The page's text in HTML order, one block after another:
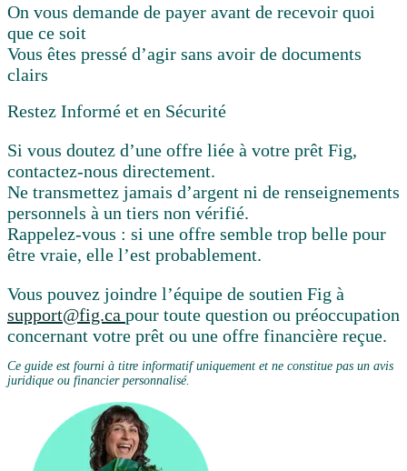
On vous demande de payer avant de recevoir quoi
que ce soit
Vous êtes pressé d’agir sans avoir de documents
clairs
Restez Informé et en Sécurité
Si vous doutez d’une offre liée à votre prêt Fig,
contactez-nous directement.
Ne transmettez jamais d’argent ni de renseignements
personnels à un tiers non vérifié.
Rappelez-vous : si une offre semble trop belle pour
être vraie, elle l’est probablement.
Vous pouvez joindre l’équipe de soutien Fig à
support@fig.ca pour toute question ou préoccupation
concernant votre prêt ou une offre financière reçue.
Ce guide est fourni à titre informatif uniquement et ne constitue pas un avis
juridique ou financier personnalisé.